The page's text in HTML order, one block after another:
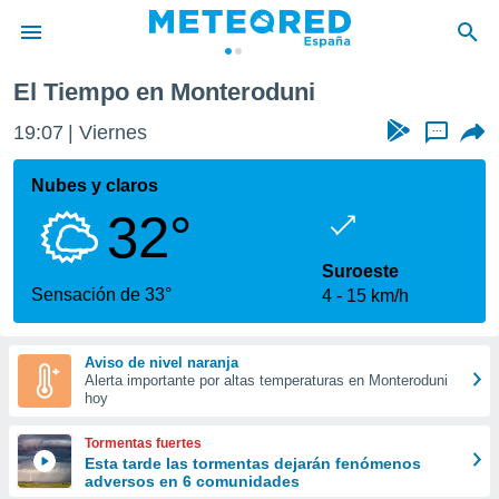
de
por
que se
calidad.
a este
las
y
forma
digital
basada
El Tiempo en Monteroduni
19:07 Viernes ...
Nubes y claros
32°
Sensación de 33°
Suroeste
4
15 km/h
Aviso de nivel naranja
Alerta importante por altas temperaturas en Monteroduni
hoy
Tormentas fuertes
Esta tarde las tormentas dejarán fenómenos
adversos en 6 comunidades